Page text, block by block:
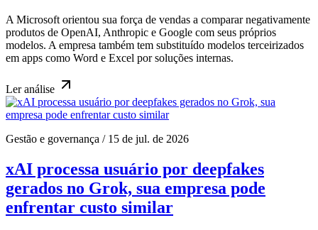
A Microsoft orientou sua força de vendas a comparar negativamente
produtos de OpenAI, Anthropic e Google com seus próprios
modelos. A empresa também tem substituído modelos terceirizados
em apps como Word e Excel por soluções internas.
Leranálise
Gestão e governança / 15 de jul. de 2026
xAI processa usuário por deepfakes
gerados no Grok, sua empresa pode
enfrentar custo similar